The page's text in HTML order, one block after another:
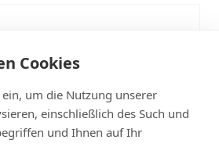
Cookies
um die Nutzung unserer
einschließlich des Such und
und Ihnen auf Ihr